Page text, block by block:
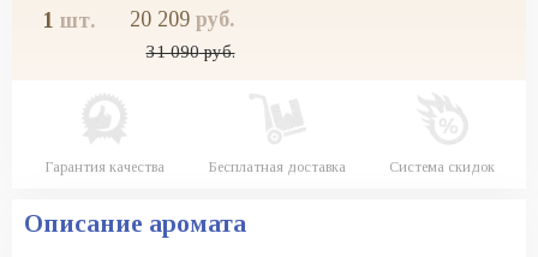
1 шт. 20 209 руб.
31 090руб.
Гарантия качества Бесплатная доставка Система скидок
Описание аромата